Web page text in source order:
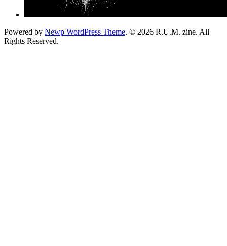
Powered by Newp WordPress Theme. © 2026 R.U.M. zine. All
Rights Reserved.